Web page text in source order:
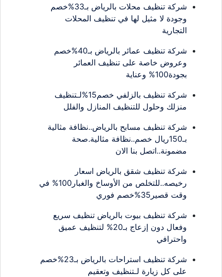
شركة تنظيف محلات بالرياض بـ33%خصم
وجودة لا مثيل لها في تنظيف المحلات
التجارية
شركة تنظيف عمائر بالرياض بـ40%خصم
وعروض خاصة على تنظيف العمائر
بجودة100% وعناية
شركة تنظيف بالزلفي خصم15%لـتنظيف
منزلك وحلول للتنظيف المنازل والفلل
شركة تنظيف مسابح بالرياض..نظافة مثالية
بـ150ريال خصم..نظافة مثالية.صحة
مضمونة..اتصل بنا الان
شركة تنظيف شقق بالرياض اسعار
رخيصه..للتخلص من الأوساخ والغبار100% في
وقت قصير35%خصم فوري
شركة تنظيف بيوت بالرياض تنظيف سريع
وفعال دون إزعاج بـ20% لتنظيف عميق
واحترافي
شركة تنظيف استراحات بالرياض بـ23%خصم
على كل زيارة لـتنظيف وتعقيم